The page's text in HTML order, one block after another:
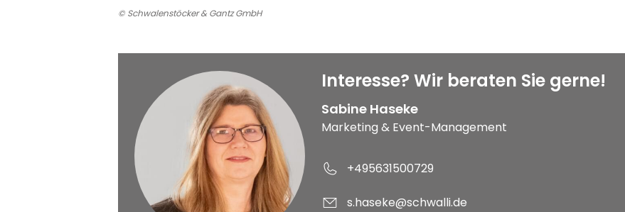
© Schwalenstöcker & Gantz GmbH
Interesse? Wir beraten Sie gerne!
Sabine Haseke
Marketing & Event-Management
+495631500729
s.haseke@schwalli.de